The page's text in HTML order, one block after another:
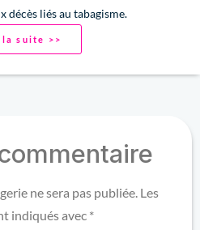
décès liés au tabagisme.
suite >>
ne sera pas publiée. Les
indiqués avec *